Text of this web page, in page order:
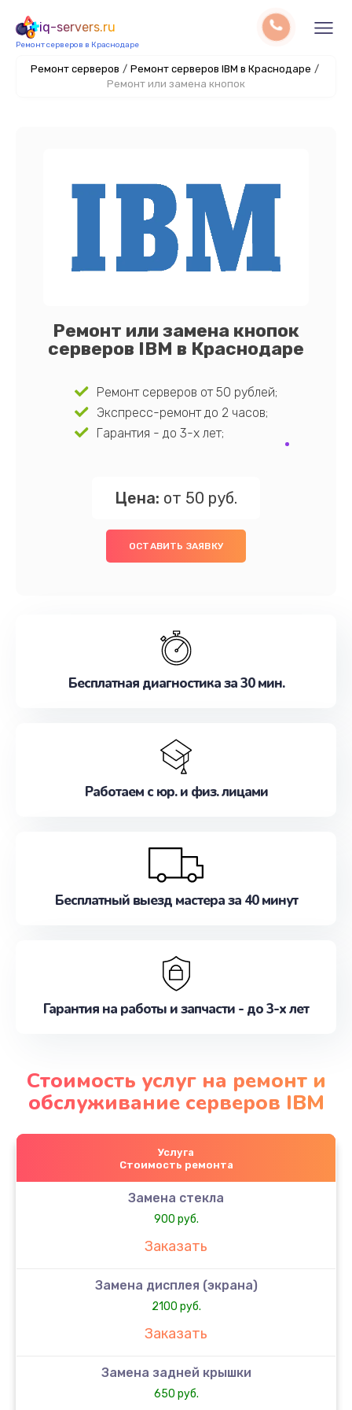
iq-servers.ru
Ремонт серверов в Краснодаре
Ремонт серверов / Ремонт серверов IBM в Краснодаре /
Ремонт или замена кнопок
Ремонт или замена кнопок
серверов IBM в Краснодаре
Ремонт серверов от 50 рублей;
Экспресс-ремонт до 2 часов;
Гарантия - до 3-х лет;
Цена: от 50 руб.
ОСТАВИТЬ ЗАЯВКУ
Бесплатная диагностика за 30 мин.
Работаем с юр. и физ. лицами
Бесплатный выезд мастера за 40 минут
Гарантия на работы и запчасти - до 3-х лет
Стоимость услуг на ремонт и
обслуживание серверов IBM
Услуга
Стоимость ремонта
Замена стекла
900 руб.
Заказать
Замена дисплея (экрана)
2100 руб.
Заказать
Замена задней крышки
650 руб.